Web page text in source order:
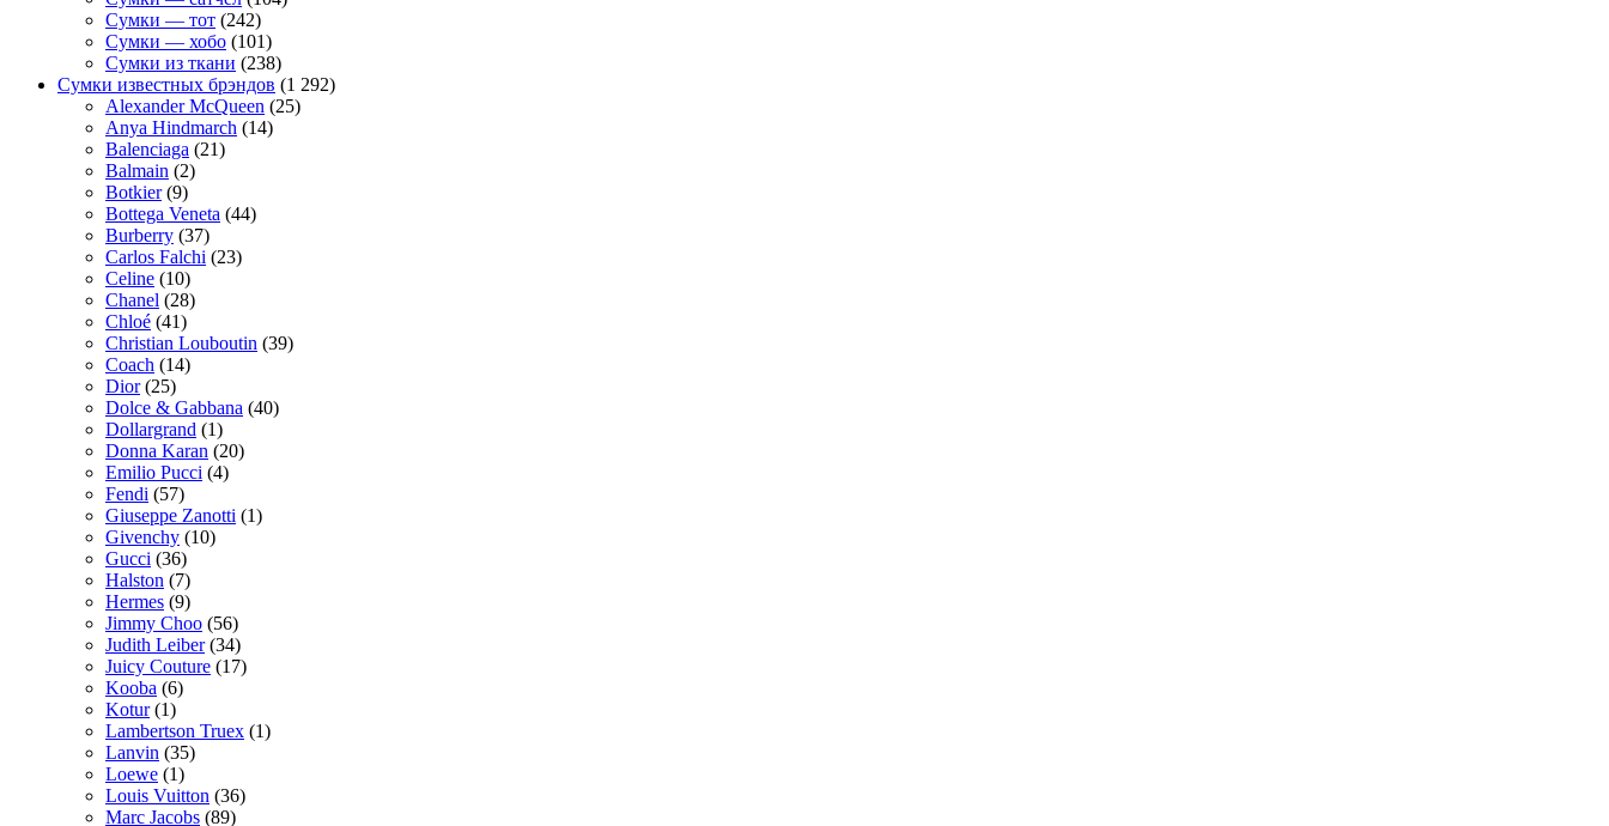
Сумки — тот (242)
Сумки — хобо (101)
Сумки из ткани (238)
Сумки известных брэндов (1 292)
Alexander McQueen (25)
Anya Hindmarch (14)
Balenciaga (21)
Balmain (2)
Botkier(9)
Bottega Veneta (44)
Burberry (37)
Carlos Falchi (23)
Celine (10)
Chanel (28)
Chloé (41)
Christian Louboutin (39)
Coach (14)
Dior(25)
Dolce & Gabbana (40)
Dollargrand (1)
Donna Karan (20)
Emilio Pucci (4)
Fendi (57)
Giuseppe Zanotti (1)
Givenchy (10)
Gucci (36)
Halston (7)
Hermes (9)
Jimmy Choo (56)
Judith Leiber(34)
Juicy Couture (17)
Kooba (6)
Kotur(1)
Lambertson Truex (1)
Lanvin (35)
Loewe (1)
Louis Vuitton (36)
Marc Jacobs (89)